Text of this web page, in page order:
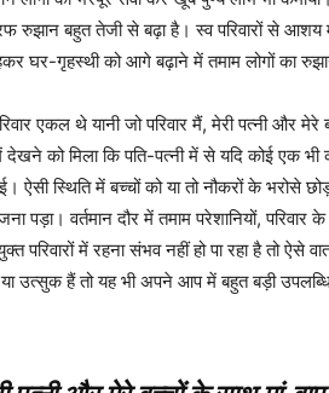
रुझान बहुत तेजी से बढ़ा है। स्व परिवारों से
घर-गृहस्थी को आगे बढ़ाने में तमाम लोगों का
एकल थे यानी जो परिवार मैं, मेरी पत्नी और
को मिला कि पति-पत्नी में से यदि कोई एक भी
ऐसी स्थिति में बच्चों को या तो नौकरों के भरोसे
पड़ा। वर्तमान दौर में तमाम परेशानियों, परिवार
में रहना संभव नहीं हो पा रहा है तो ऐसे
हैं तो यह भी अपने आप में बहुत बड़ी उपलब्धि